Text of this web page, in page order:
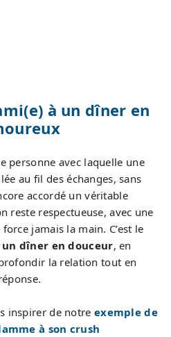
à un dîner en
personne avec laquelle une
au fil des échanges, sans
accordé un véritable
reste respectueuse, avec une
jamais la main. C’est le
dîner en douceur, en
la relation tout en
inspirer de notre exemple de
à son crush